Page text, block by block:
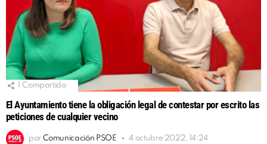
Compartido
El Ayuntamiento tiene la obligación legal de contestar por escrito las
peticiones de cualquier vecino
por Comunicación PSOE 4 octubre 2022, 14:24